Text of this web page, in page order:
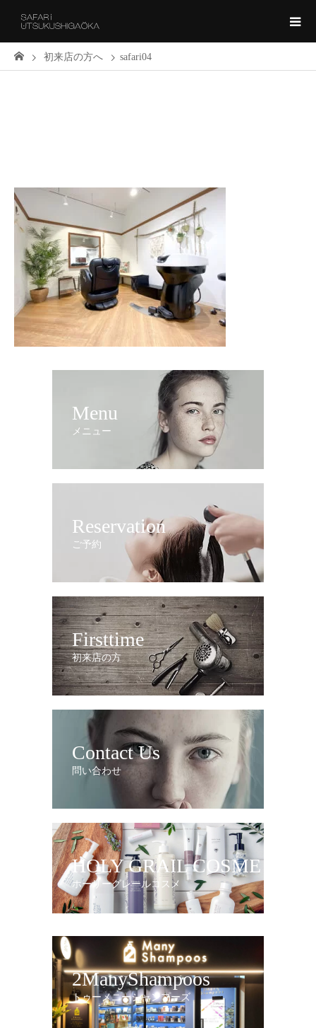
初来店の方へ safari04
Menu
メニュー
Reservation
ご予約
Firsttime
初来店の方
Contact Us
問い合わせ
HOLY GRAIL COSME
ホーリーグレールコスメ
2ManyShampoos
トゥーメニーシャンプーズ